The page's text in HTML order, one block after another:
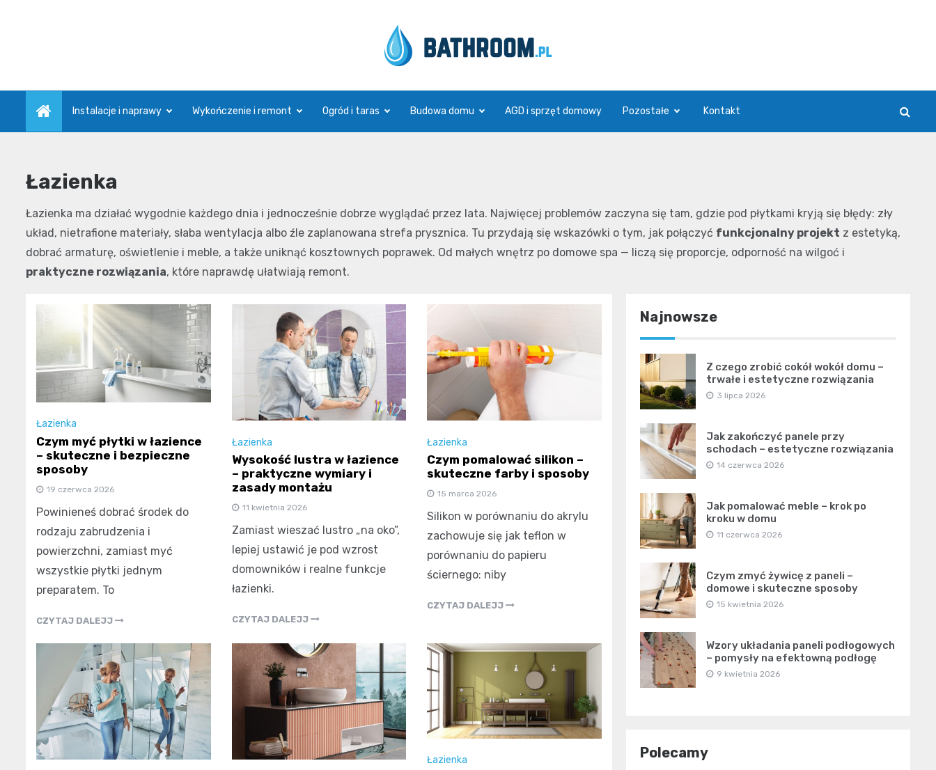
Bathroom.pl
Instalacje i naprawy Wykończenie i remont Ogród i taras Budowa domu AGD i sprzęt domowy Pozostałe Kontakt
Łazienka
Łazienka ma działać wygodnie każdego dnia i jednocześnie dobrze wyglądać przez lata. Najwięcej problemów zaczyna się tam, gdzie pod płytkami kryją się błędy: zły
układ, nietrafione materiały, słaba wentylacja albo źle zaplanowana strefa prysznica. Tu przydają się wskazówki o tym, jak połączyć funkcjonalny projekt z estetyką,
dobrać armaturę, oświetlenie i meble, a także uniknąć kosztownych poprawek. Od małych wnętrz po domowe spa — liczą się proporcje, odporność na wilgoć i
praktyczne rozwiązania, które naprawdę ułatwiają remont.
Łazienka
Czym myć płytki w łazience
– skuteczne i bezpieczne
sposoby
19 czerwca 2026
Powinieneś dobrać środek do
rodzaju zabrudzenia i
powierzchni, zamiast myć
wszystkie płytki jednym
preparatem. To
CZYTAJ DALEJJ
Łazienka
Wysokość lustra w łazience
– praktyczne wymiary i
zasady montażu
11 kwietnia 2026
Zamiast wieszać lustro „na oko”,
lepiej ustawić je pod wzrost
domowników i realne funkcje
łazienki.
CZYTAJ DALEJJ
Łazienka
Czym pomalować silikon –
skuteczne farby i sposoby
15 marca 2026
Silikon w porównaniu do akrylu
zachowuje się jak teflon w
porównaniu do papieru
ściernego: niby
CZYTAJ DALEJJ
Łazienka
Najnowsze
Z czego zrobić cokół wokół domu –
trwałe i estetyczne rozwiązania
3 lipca 2026
Jak zakończyć panele przy
schodach – estetyczne rozwiązania
14 czerwca 2026
Jak pomalować meble – krok po
kroku w domu
11 czerwca 2026
Czym zmyć żywicę z paneli –
domowe i skuteczne sposoby
15 kwietnia 2026
Wzory układania paneli podłogowych
– pomysły na efektowną podłogę
9 kwietnia 2026
Polecamy